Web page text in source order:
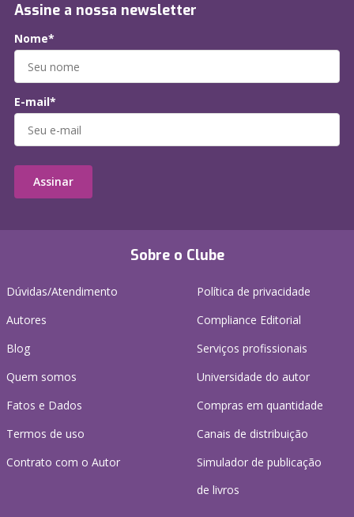
Sobre o Clube
Dúvidas/Atendimento
Autores
Blog
Quem somos
Fatos e Dados
Termos de uso
Contrato com o Autor
Política de privacidade
Compliance Editorial
Serviços profissionais
Universidade do autor
Compras em quantidade
Canais de distribuição
Simulador de publicação
de livros
Assine a nossa newsletter
Nome*
E-mail*
Assinar